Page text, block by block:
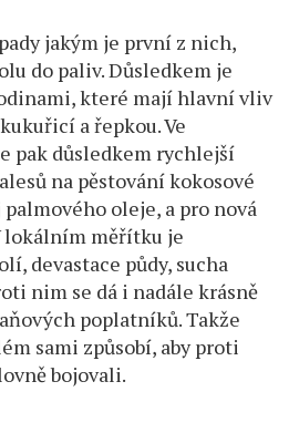
jakým je první z nich,
do paliv. Důsledkem je
které mají hlavní vliv
a řepkou. Ve
pak důsledkem rychlejší
na pěstování kokosové
oleje, a pro nová
lokálním měřítku je
devastace půdy, sucha
nim se dá i nadále krásně
poplatníků. Takže
sami způsobí, aby proti
bojovali.